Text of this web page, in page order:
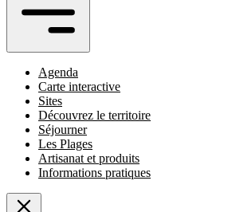
Agenda
Carte interactive
Sites
Découvrez le territoire
Séjourner
Les Plages
Artisanat et produits
Informations pratiques